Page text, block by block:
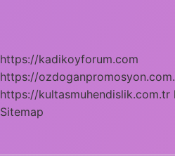
https://kadikoyforum.com
https://
https://kultasmuhendislik.com.tr
Sitemap